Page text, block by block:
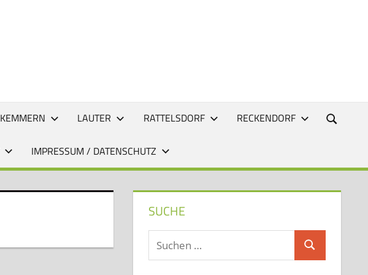
KEMMERN LAUTER RATTELSDORF RECKENDORF
IMPRESSUM / DATENSCHUTZ
SUCHE
Suchen
nach:
Suchen